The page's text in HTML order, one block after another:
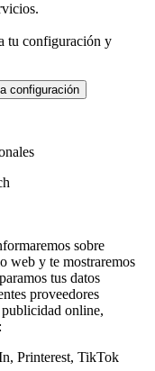
tu configuración y
configuración
sobre
web y te mostraremos
tus datos
proveedores
publicidad online,
Printerest, TikTok